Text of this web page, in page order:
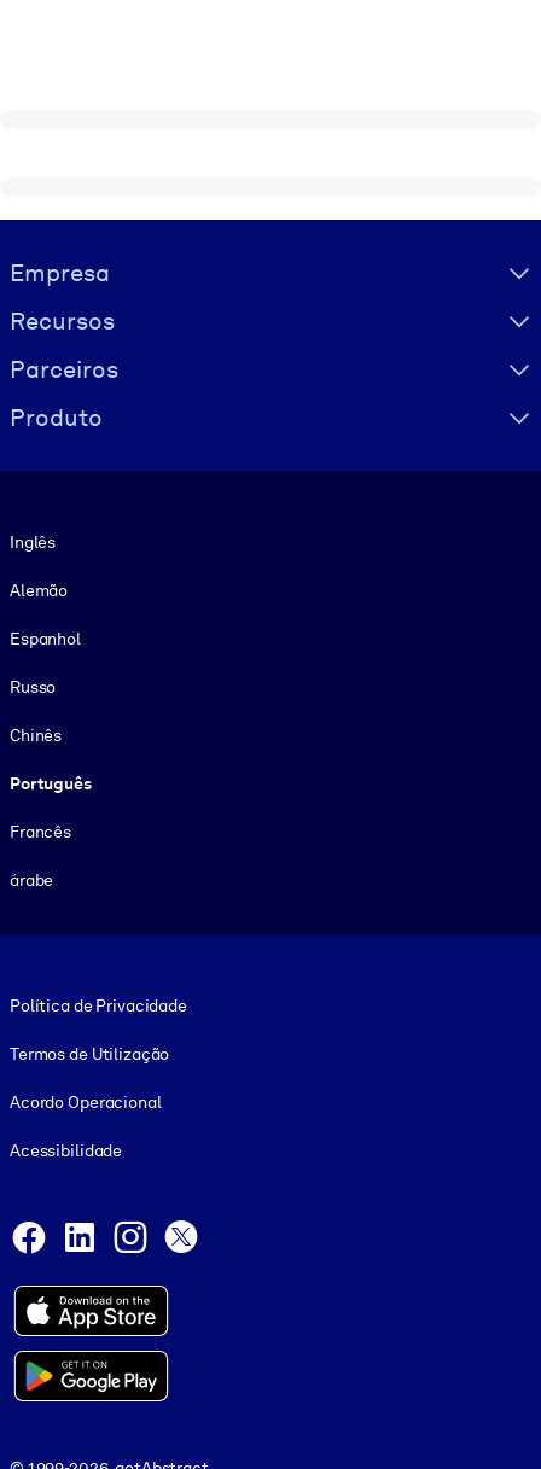
Visually hidden Text
Empresa
Recursos
Parceiros
Produto
Inglês
Alemão
Espanhol
Russo
Chinês
Português
Francês
árabe
Política de Privacidade
Termos de Utilização
Acordo Operacional
Acessibilidade
Facebook
LinkedInInstagram